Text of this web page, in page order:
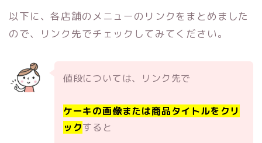
以下に、各店舗のメニューのリンクをまとめました
ので、リンク先でチェックしてみてください。
値段については、リンク先で
ケーキの画像または商品タイトルをクリ
ックすると